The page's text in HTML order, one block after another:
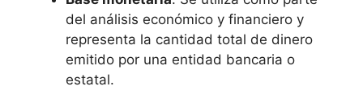
del análisis económico y financiero y
representa la cantidad total de dinero
emitido por una entidad bancaria o
estatal.